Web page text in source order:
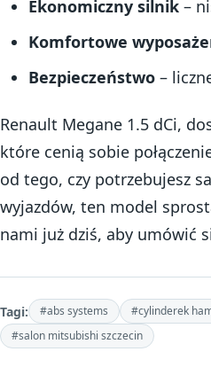
Ekonomiczny silnik–
Komfortowe
Bezpieczeństwo–
Renault Megane 1.5 dCi,
które cenią sobie
od tego, czy potrzebujesz
wyjazdów, ten model
nami już dziś, aby umówić
Tagi: #abs systems #cylinderek
#salon mitsubishi szczecin